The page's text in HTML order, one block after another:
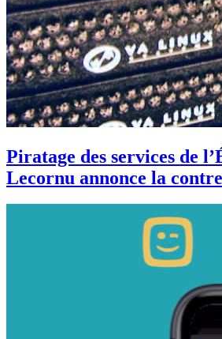
Piratage des services de
Lecornu annonce la